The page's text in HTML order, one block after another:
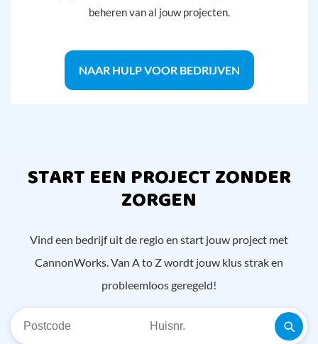
beheren van al jouw projecten.
NAAR HULP VOOR BEDRIJVEN
START EEN PROJECT ZONDER
ZORGEN
Vind een bedrijf uit de regio en start jouw project met
CannonWorks. Van A to Z wordt jouw klus strak en
probleemloos geregeld!